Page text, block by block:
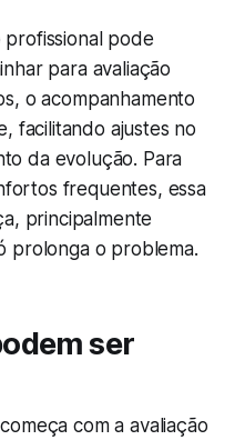
profissional pode
para avaliação
o acompanhamento
facilitando ajustes no
da evolução. Para
frequentes, essa
principalmente
prolonga o problema.
ser
com a avaliação